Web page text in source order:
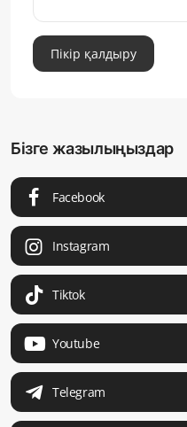
Пікір қалдыру
Бізге жазылыңыздар
Facebook
Instagram
Tiktok
Youtube
Telegram